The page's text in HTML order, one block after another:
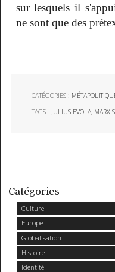
Catégories
Culture
Europe
Globalisation
Histoire
Identité
sur lesquels il
ne sont que des
CATÉGORIES :
TAGS : JULIUS EVOLA,